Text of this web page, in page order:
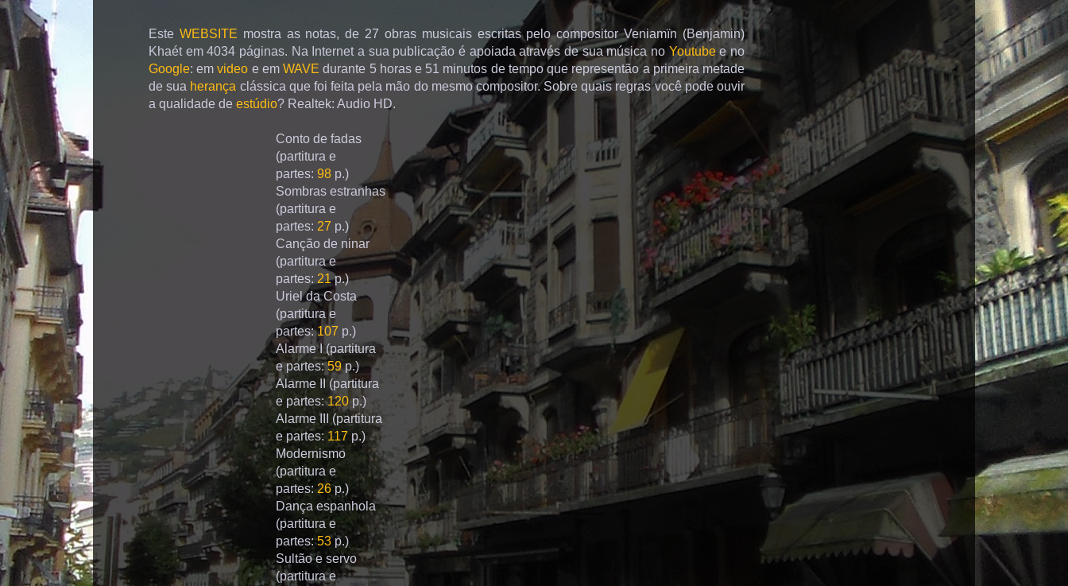
Este WEBSITE mostra as notas, de 27 obras musicais escritas pelo compositor Veniamïn (Benjamin)
Khaét em 4034 páginas. Na Internet a sua publicação é apoiada através de sua música no Youtubee no
Google: emvideo e emWAVE durante 5 horas e 51 minutos de tempo que representão a primeira metade
de sua herança clássica que foi feita pela mão do mesmo compositor. Sobre quais regras você pode ouvir
a qualidade de estúdio? Realtek: Audio HD.
Conto de fadas
(partitura e
partes: 98 p.)
Sombras estranhas
(partitura e
partes: 27 p.)
Canção de ninar
(partitura e
partes: 21p.)
Uriel da Costa
(partitura e
partes:107 p.)
Alarme I(partitura
e partes:59p.)
Alarme II (partitura
e partes:120p.)
Alarme III (partitura
e partes: 117 p.)
Modernismo
(partitura e
partes:26p.)
Dança espanhola
(partitura e
partes:53p.)
Sultão e servo
(partitura e